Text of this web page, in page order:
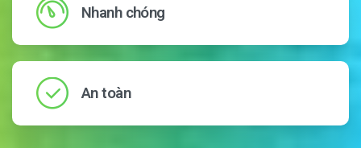
Nhanh chóng
An toàn